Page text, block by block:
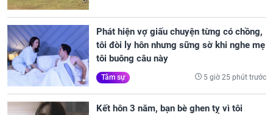
Phát hiện vợ giấu chuyện từng có chồng,
tôi đòi ly hôn nhưng sững sờ khi nghe mẹ
tôi buông câu này
Tâm sự 5 giờ 25 phút trước
Kết hôn 3 năm, bạn bè ghen tỵ vì tôi